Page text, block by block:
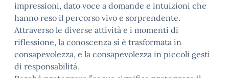
impressioni, dato voce a domande e intuizioni che
hanno reso il percorso vivo e sorprendente.
Attraverso le diverse attività e i momenti di
riflessione, la conoscenza si è trasformata in
consapevolezza, e la consapevolezza in piccoli gesti
di responsabilità.